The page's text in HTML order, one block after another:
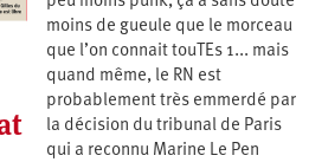
moins de gueule que le morceau
que l’on connait touTEs 1... mais
quand même, le RN est
probablement très emmerdé par
la décision du tribunal de Paris
qui a reconnu Marine Le Pen